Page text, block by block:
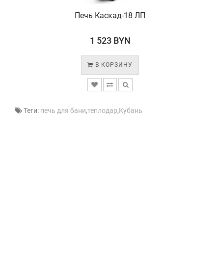
Печь Каскад-18 ЛП
1 523 BYN
В КОРЗИНУ
Теги: печь для бани,теплодар,Кубань